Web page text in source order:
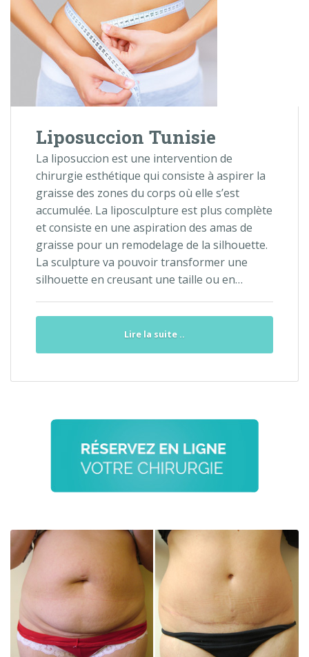
Liposuccion Tunisie
La liposuccion est une intervention de
chirurgie esthétique qui consiste à aspirer la
graisse des zones du corps où elle s’est
accumulée. La liposculpture est plus complète
et consiste en une aspiration des amas de
graisse pour un remodelage de la silhouette.
La sculpture va pouvoir transformer une
silhouette en creusant une taille ou en…
Lire la suite ..